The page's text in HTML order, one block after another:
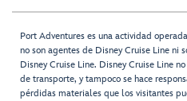
Port Adventures es una actividad
no son agentes de Disney Cruise Line ni
Disney Cruise Line. Disney Cruise Line
de transporte, y tampoco se hace
pérdidas materiales que los visitantes